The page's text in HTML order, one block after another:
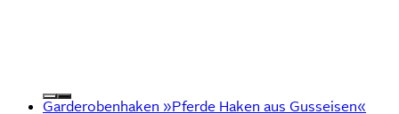
Garderobenhaken »Pferde Haken aus Gusseisen«